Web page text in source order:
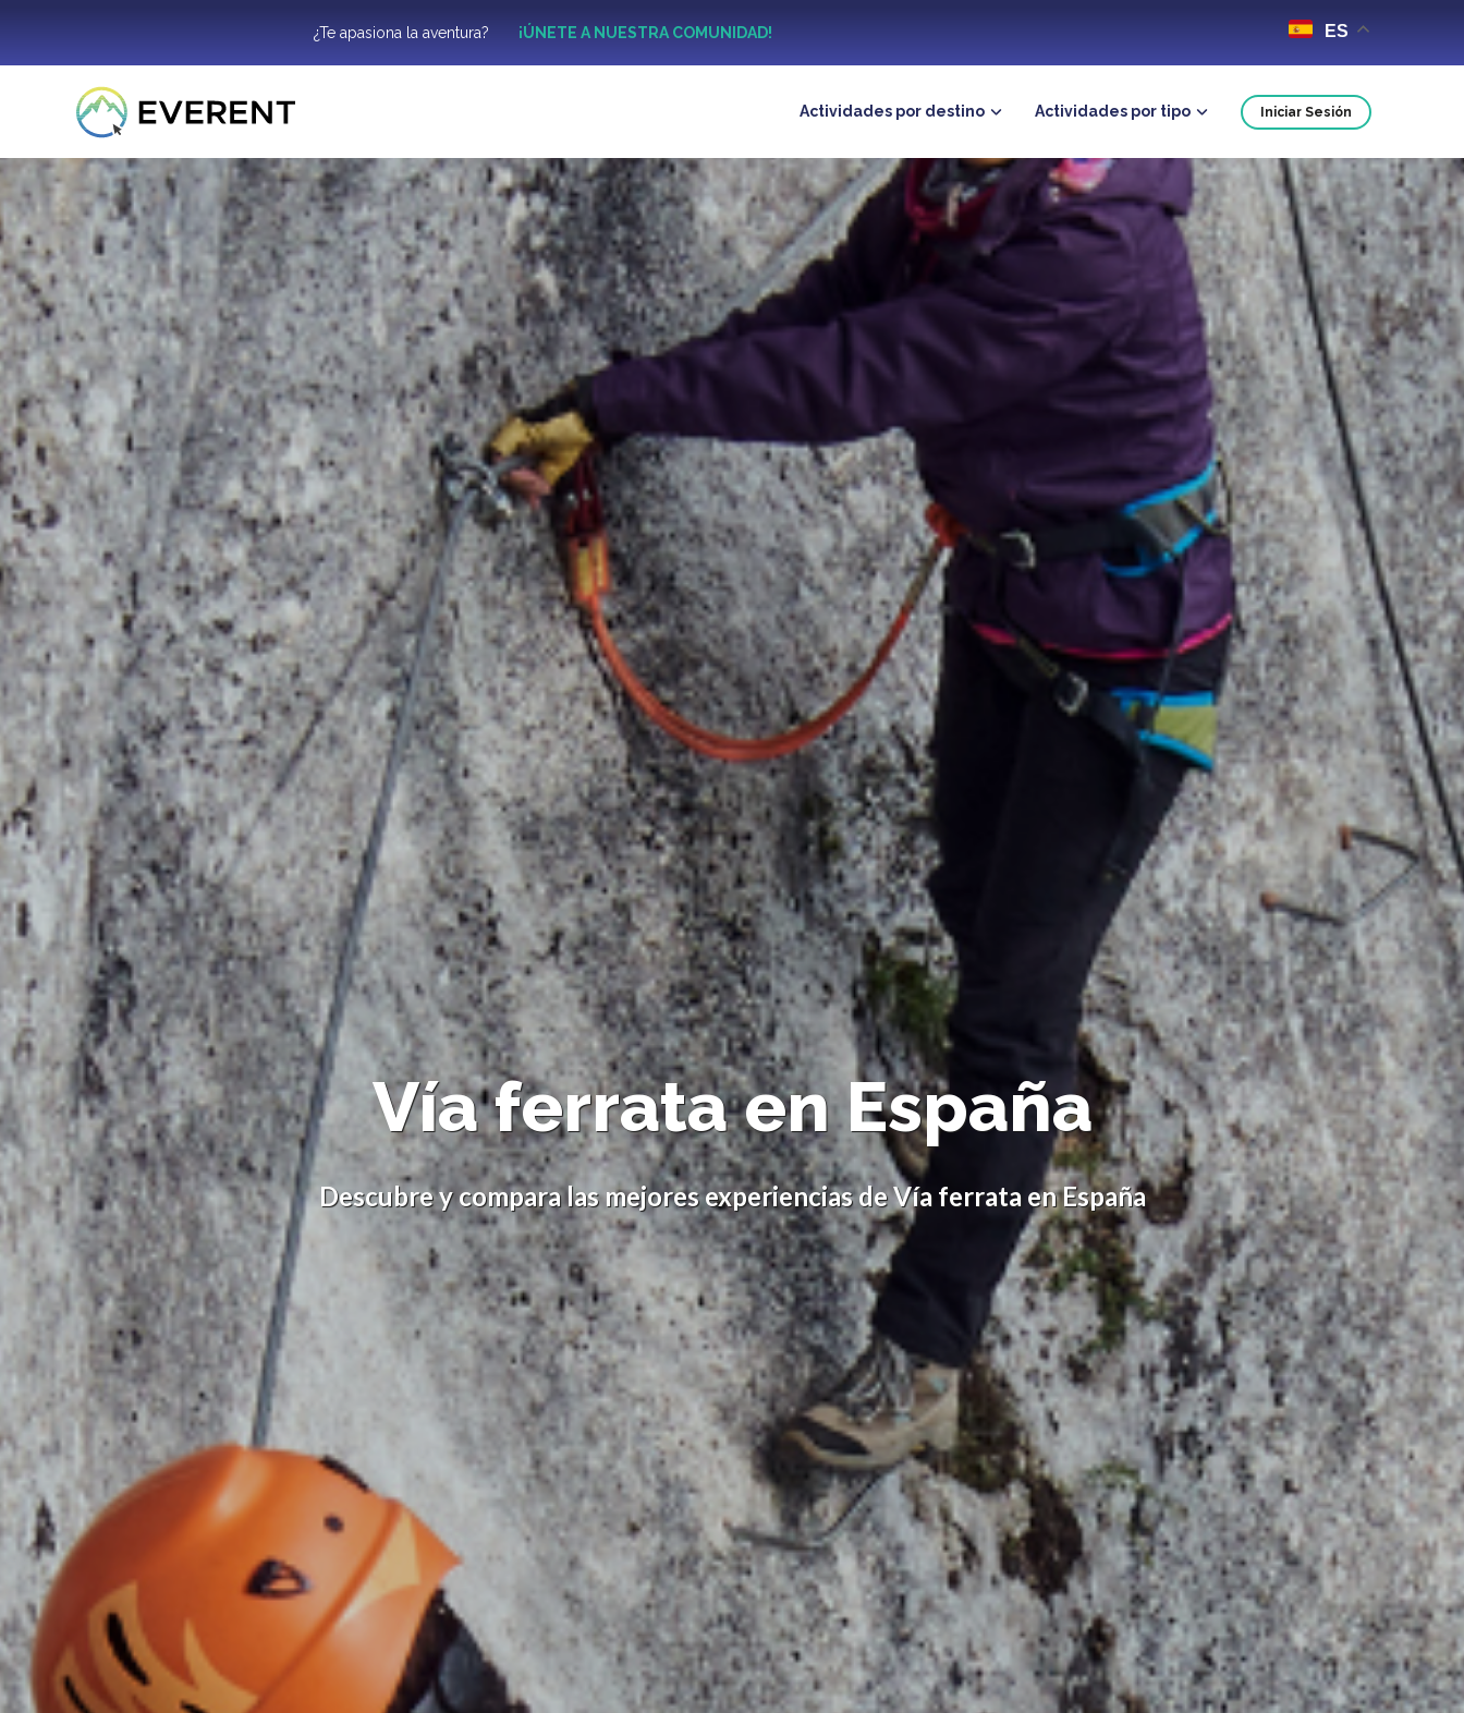
¿Te apasiona la aventura? ¡ÚNETE A NUESTRA COMUNIDAD! ES
Actividades por destino Actividades por tipo Iniciar Sesión
Vía ferrata en España
Descubre y compara las mejores experiencias de Vía ferrata en España